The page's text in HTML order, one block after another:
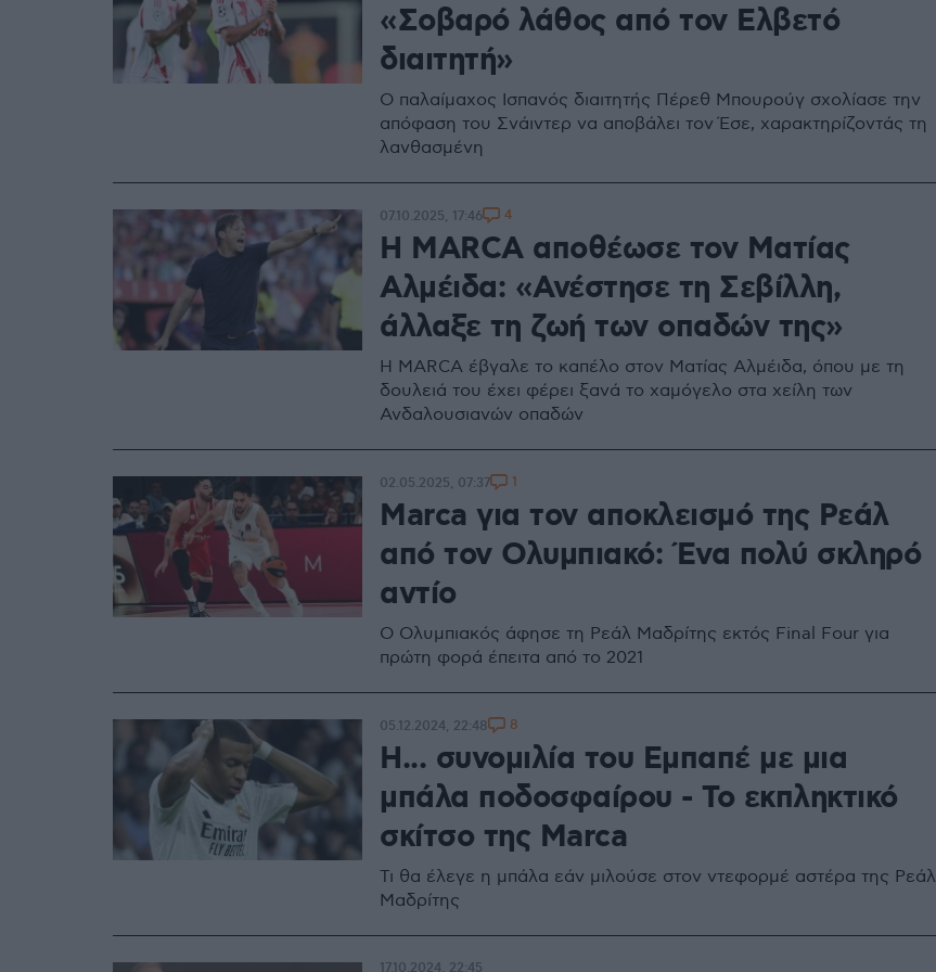
«Σοβαρό λάθος από τον Ελβετό
διαιτητή»
Ο παλαίμαχος Ισπανός διαιτητής Πέρεθ Μπουρούγ σχολίασε την
απόφαση του Σνάιντερ να αποβάλει τον Έσε, χαρακτηρίζοντάς τη
λανθασμένη
Η MARCA αποθέωσε τον Ματίας
Αλμέιδα: «Ανέστησε τη Σεβίλλη,
άλλαξε τη ζωή των οπαδών της»
Η MARCA έβγαλε το καπέλο στον Ματίας Αλμέιδα, όπου με τη
δουλειά του έχει φέρει ξανά το χαμόγελο στα χείλη των
Ανδαλουσιανών οπαδών
07.10.2025, 17:46 4
Marca για τον αποκλεισμό της Ρεάλ
από τον Ολυμπιακό: Ένα πολύ σκληρό
αντίο
Ο Ολυμπιακός άφησε τη Ρεάλ Μαδρίτης εκτός Final Four για
πρώτη φορά έπειτα από το 2021
02.05.2025, 07:37 1
Η... συνομιλία του Εμπαπέ με μια
μπάλα ποδοσφαίρου - Το εκπληκτικό
σκίτσο της Marca
Τι θα έλεγε η μπάλα εάν μιλούσε στον ντεφορμέ αστέρα της Ρεάλ
Μαδρίτης
05.12.2024, 22:48 8
17.10.2024, 22:45